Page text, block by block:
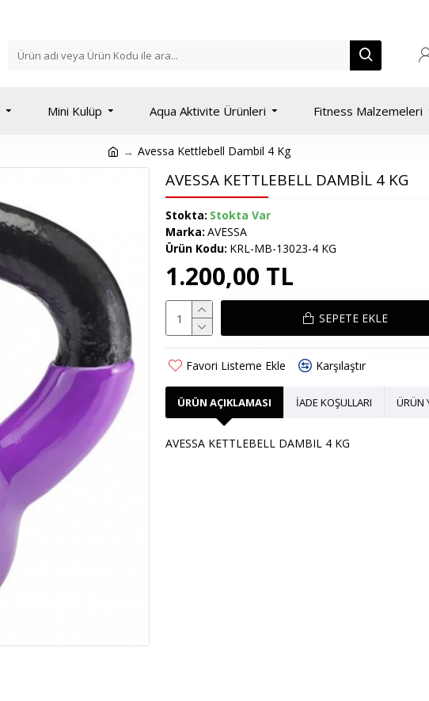
Mini Kulüp Aqua Aktivite Ürünleri Fitness Malzemeleri
Avessa Kettlebell Dambil 4 Kg
AVESSA KETTLEBELL DAMBIL 4 KG
1.200,00 TL
Stokta: Stokta Var
Marka: AVESSA
Ürün Kodu: KRL-MB-13023-4 KG
SEPETE EKLE
Favori Listeme Ekle Karşılaştır
ÜRÜN AÇIKLAMASI İADE KOŞULLARI ÜRÜN
AVESSA KETTLEBELL DAMBIL 4 KG